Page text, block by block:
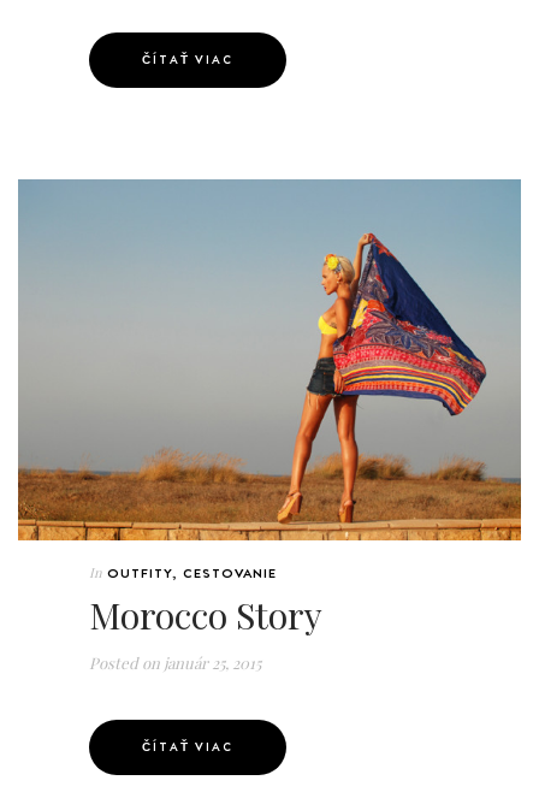
ČÍTAŤ VIAC
In OUTFITY, CESTOVANIE
Morocco Story
Posted on január 25, 2015
ČÍTAŤ VIAC